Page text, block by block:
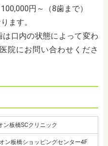
円～（8歯まで）
ます。
は口内の状態によって変わ
院にお問い合わせくださ
ン板橋SCクリニック
ン板橋ショッピングセンター4F